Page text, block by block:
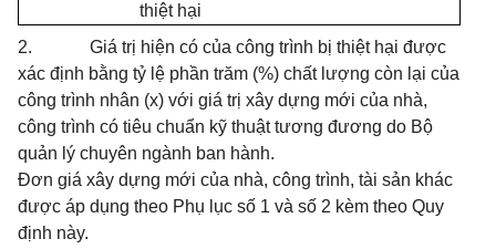
thiệt hại
2. Giá trị hiện có của công trình bị thiệt hại được
xác định bằng tỷ lệ phần trăm (%) chất lượng còn lại của
công trình nhân (x) với giá trị xây dựng mới của nhà,
công trình có tiêu chuẩn kỹ thuật tương đương do Bộ
quản lý chuyên ngành ban hành.
Đơn giá xây dựng mới của nhà, công trình, tài sản khác
được áp dụng theo Phụ lục số 1 và số 2 kèm theo Quy
định này.